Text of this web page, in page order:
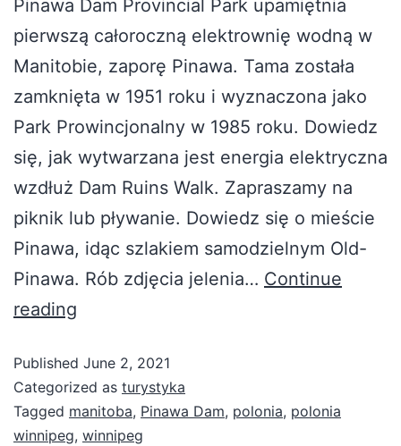
Pinawa Dam Provincial Park upamiętnia
pierwszą całoroczną elektrownię wodną w
Manitobie, zaporę Pinawa. Tama została
zamknięta w 1951 roku i wyznaczona jako
Park Prowincjonalny w 1985 roku. Dowiedz
się, jak wytwarzana jest energia elektryczna
wzdłuż Dam Ruins Walk. Zapraszamy na
piknik lub pływanie. Dowiedz się o mieście
Pinawa, idąc szlakiem samodzielnym Old-
Pinawa. Rób zdjęcia jelenia… Continue
reading
Published June 2, 2021
Categorized as turystyka
Tagged manitoba, Pinawa Dam, polonia, polonia
winnipeg, winnipeg